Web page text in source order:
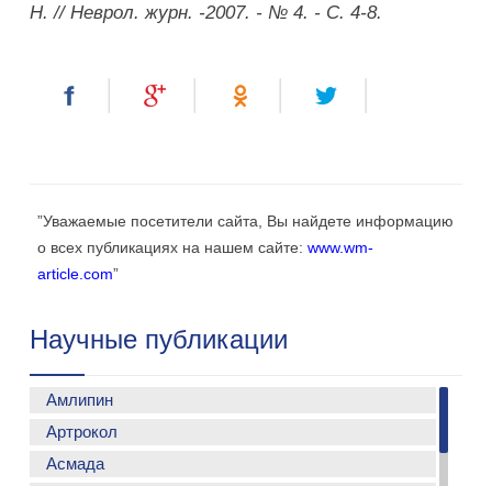
Н. // Неврол. журн. -2007. - № 4. - С. 4-8.
”Уважаемые посетители сайта, Вы найдете информацию
о всех публикациях на нашем сайте:www.wm-
article.com”
Научные публикации
Амлипин
Применение Амлипина у больных с гипертонической
болезьнью
Артрокол
Асмада